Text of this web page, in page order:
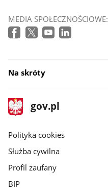
MEDIA SPOŁECZNOŚCIOWE:
Na skróty
stopka
gov.pl
Strona
gov.pl
gov.pl
Polityka cookies
Służba cywilna
Profil zaufany
BIP